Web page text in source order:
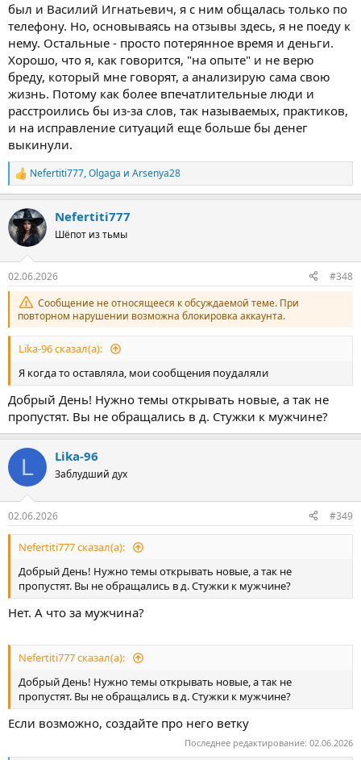
был и Василий Игнатьевич, я с ним общалась только по
телефону. Но, основываясь на отзывы здесь, я не поеду к
нему. Остальные - просто потерянное время и деньги.
Хорошо, что я, как говорится, "на опыте" и не верю
бреду, который мне говорят, а анализирую сама свою
жизнь. Потому как более впечатлительные люди и
расстроились бы из-за слов, так называемых, практиков,
и на исправление ситуаций еще больше бы денег
выкинули.
Р
е
к
ц
и
Nefertiti777,Olgaga и Arsenya28
Nefertiti777
Шёпот из тьмы
02.06.2026
#348
Сообщение не относящееся к обсуждаемой теме. При
повторном нарушении возможна блокировка аккаунта.
Lika-96 сказал(а):
Я когда то оставляла, мои сообщения поудаляли
Добрый День! Нужно темы открывать новые, а так не
пропустят. Вы не обращались в д. Стужки к мужчине?
L Lika-96
Заблудший дух
02.06.2026 #349
Nefertiti777 сказал(а):
Добрый День! Нужно темы открывать новые, а так не
пропустят. Вы не обращались в д. Стужки к мужчине?
Нет. А что за мужчина?
Nefertiti777 сказал(а):
Добрый День! Нужно темы открывать новые, а так не
пропустят. Вы не обращались в д. Стужки к мужчине?
Если возможно, создайте про него ветку
Последнее редактирование: 02.06.2026